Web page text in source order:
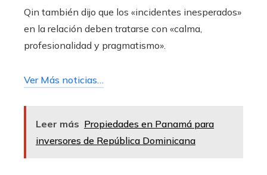
Qin también dijo que los «incidentes inesperados»
en la relación deben tratarse con «calma,
profesionalidad y pragmatismo».
Ver Más noticias…
Leer más Propiedades en Panamá para
inversores de República Dominicana